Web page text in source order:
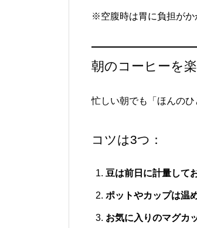
※空腹時は胃に負担がか
朝のコーヒーを
忙しい朝でも「ほんの
コツは3つ：
豆は前日に計量して
ポットやカップは温
お気に入りのマグカ